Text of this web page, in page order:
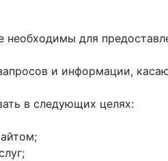
для
и информации,
в следующих целях: